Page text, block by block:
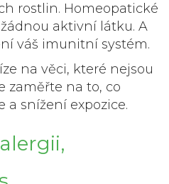
rostlin. Homeopatické
aktivní látku. A
váš imunitní systém.
na věci, které nejsou
zaměřte na to, co
snížení expozice.